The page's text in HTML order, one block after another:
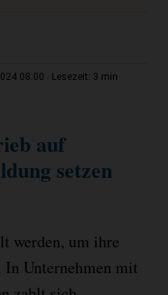
08:00 Lesezeit: 3 min
auf
setzen
werden, um ihre
In Unternehmen mit